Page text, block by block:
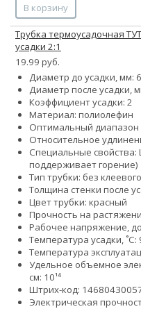
В корзину
Трубка термоусадочная
усадки 2:1
19.99 руб.
Диаметр до усадки, мм: 6
Диаметр после усадки,
Коэффициент усадки: 2
Материал: полиолефин
Оптимальный диапазон
Относительное
Специальные свойства:
поддерживает горение)
Тип трубки: без
Толщина стенки после
Цвет трубки: красный
Прочность на
Рабочее напряжение,
Температура усадки, ˚С:
Температура
Удельное объемное
см: 10¹⁴
Штрих-код:
Электрическая